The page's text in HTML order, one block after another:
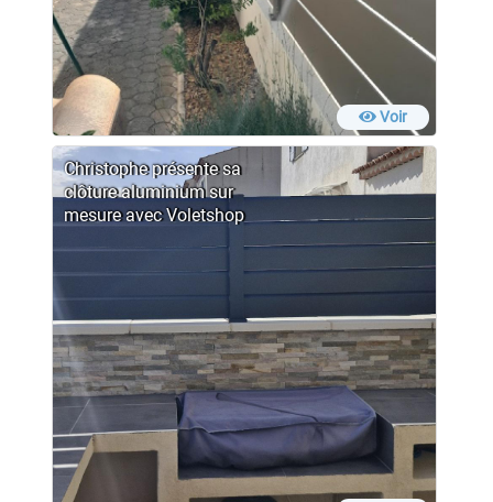
Voir
Christophe présente sa
clôture aluminium sur
mesure avec Voletshop